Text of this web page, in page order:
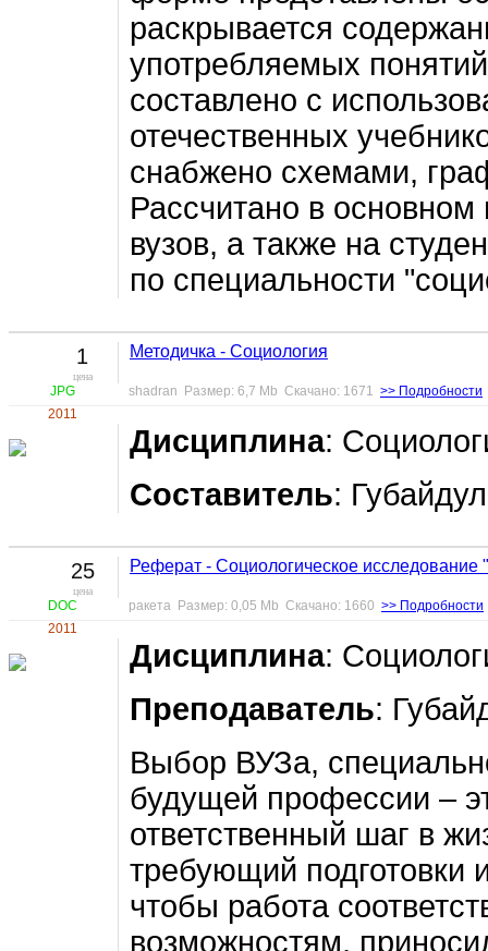
раскрывается
употребляемых
составлено с
отечественных
снабжено схемами,
Рассчитано в основном
вузов, а также на
по специальности
1
цена
JPG
2011
Методичка - Социология
shadran Размер: 6,7 Mb Скачано: 1671 >> Подробности
Дисциплина:
Составитель:
25
цена
DOC
2011
Реферат - Социологическое
ракета Размер: 0,05 Mb Скачано: 1660 >> Подробности
Дисциплина:
Преподаватель:
Выбор ВУЗа,
будущей профессии –
ответственный шаг в
требующий подготовки
чтобы работа
возможностям,